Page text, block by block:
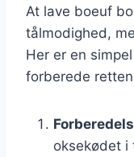
At lave boeuf
tålmodighed,
Her er en
forberede
oksekødet i